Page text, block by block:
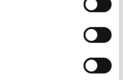
3.10
3.10